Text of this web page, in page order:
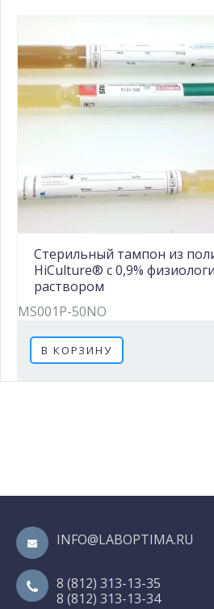
Стерильный тампон из
HiCulture® с 0,9%
раствором
MS001P-50NO
В КОРЗИНУ
INFO@LABOPTIMA.RU
8 (812) 313-13-35
8 (812) 313-13-34